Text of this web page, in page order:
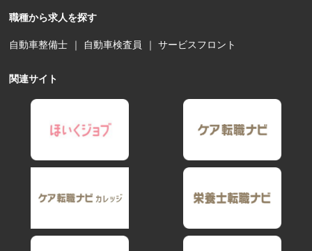
職種から求人を探す
自動車整備士 ｜ 自動車検査員 ｜サービスフロント
関連サイト